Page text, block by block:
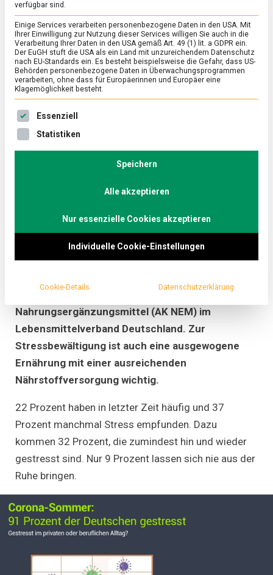
Über 90 Prozent der
Deutschen leiden unter
Corona-Stress:
Ernährung hat wichtige
Stressbewältigung
24. Juli 2020 redaktion
unter
Ernährung
wichtige
91 Prozent der Deutschen haben sich in letzter
Zeit – mitbedingt durch die Coronakrise –
beruflich oder privat gestresst gefühlt. Das ergab
Nahrungsergänzungsmittel (AK NEM) im
Lebensmittelverband Deutschland. Zur
Stressbewältigung ist auch eine ausgewogene
Ernährung mit einer ausreichenden
Nährstoffversorgung wichtig.
22 Prozent haben in letzter Zeit häufig und 37
Prozent manchmal Stress empfunden. Dazu
kommen 32 Prozent, die zumindest hin und wieder
gestresst sind. Nur 9 Prozent lassen sich nie aus der
Ruhe bringen.
verfügbar sind.
Einige Services verarbeiten personenbezogene Daten in den USA. Mit
Ihrer Einwilligung zur Nutzung dieser Services willigen Sie auch in die
Verarbeitung Ihrer Daten in den USA gemäß Art. 49 (1) lit. a GDPR ein.
Der EuGH stuft die USA als ein Land mit unzureichendem Datenschutz
nach EU-Standards ein. Es besteht beispielsweise die Gefahr, dass US-
Behörden personenbezogene Daten in Überwachungsprogrammen
verarbeiten, ohne dass für Europäerinnen und Europäer eine
Klagemöglichkeit besteht.
Es folgt eine Liste der Service-Gruppen, für die eine
Essenziell
Statistiken
Speichern
Alle akzeptieren
Nur essenzielle Cookies akzeptieren
Individuelle Cookie-Einstellungen
Cookie-Details Datenschutzerklärung